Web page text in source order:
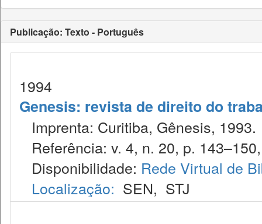
Publicação: Texto - Português
1994
Genesis: revista de direito do
Imprenta: Curitiba, Gênesis, 1993.
Referência: v. 4, n. 20, p.
Disponibilidade: Rede Virtual de
Localização: SEN, STJ